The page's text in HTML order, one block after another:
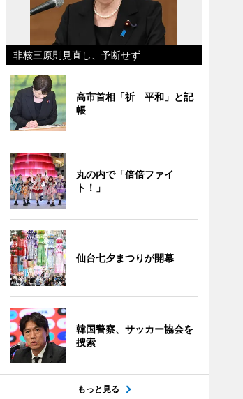
非核三原則見直し、予断せず
高市首相「祈 平和」と記
帳
丸の内で「倍倍ファイ
ト！」
仙台七夕まつりが開幕
韓国警察、サッカー協会を
捜索
もっと見る